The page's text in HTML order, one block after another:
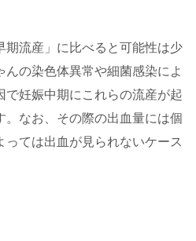
期流産」に比べると可能性は少
んの染色体異常や細菌感染によ
で妊娠中期にこれらの流産が起
。なお、その際の出血量には個
っては出血が見られないケース